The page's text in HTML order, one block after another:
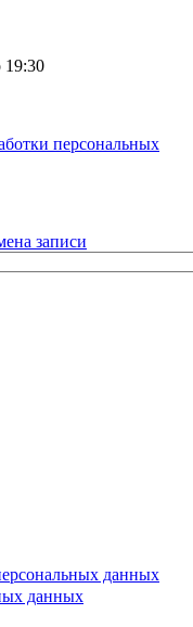
19:30
персональных
записи
данных
данных